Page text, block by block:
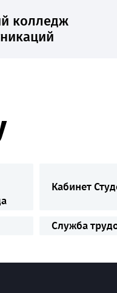
колледж
Кабинет
Служба